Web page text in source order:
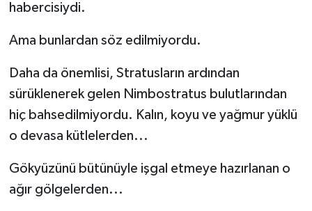
habercisiydi.
Ama bunlardan söz edilmiyordu.
Daha da önemlisi, Stratusların ardından
sürüklenerek gelen Nimbostratus bulutlarından
hiç bahsedilmiyordu. Kalın, koyu ve yağmur yüklü
o devasa kütlelerden...
Gökyüzünü bütünüyle işgal etmeye hazırlanan o
ağır gölgelerden...